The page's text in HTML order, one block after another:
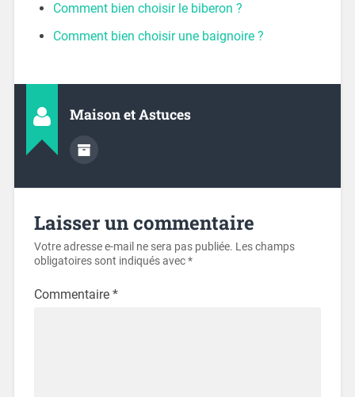
Comment bien choisir le biberon ?
Comment bien choisir une baignoire ?
Maison et Astuces
Laisser un commentaire
Votre adresse e-mail ne sera pas publiée. Les champs
obligatoires sont indiqués avec*
Commentaire *